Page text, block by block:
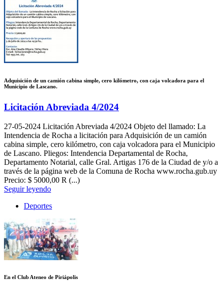
Adquisición de un camión cabina simple, cero kilómetro, con caja volcadora para el
Municipio de Lascano.
Licitación Abreviada 4/2024
27-05-2024 Licitación Abreviada 4/2024 Objeto del llamado: La
Intendencia de Rocha a licitación para Adquisición de un camión
cabina simple, cero kilómetro, con caja volcadora para el Municipio
de Lascano. Pliegos: Intendencia Departamental de Rocha,
Departamento Notarial, calle Gral. Artigas 176 de la Ciudad de y/o a
través de la página web de la Comuna de Rocha www.rocha.gub.uy
Precio: $ 5000,00 R (...)
Seguir leyendo
Deportes
En el Club Ateneo de Piriápolis